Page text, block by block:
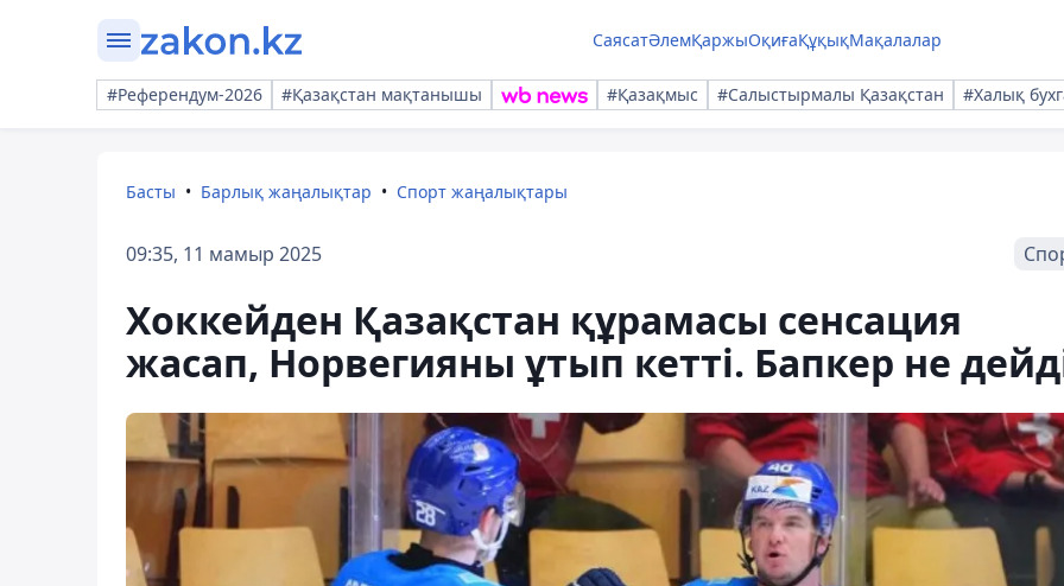
СаясатӘлемҚаржыОқиғаҚұқықМақалалар
#Референдум-2026 #Қазақстан мақтанышы #Қазақмыс #Салыстырмалы Қазақстан #Халық
Басты Барлық жаңалықтар Спорт жаңалықтары
09:35, 11 мамыр 2025
Хоккейден Қазақстан құрамасы сенсация
жасап, Норвегияны ұтып кетті. Бапкер не